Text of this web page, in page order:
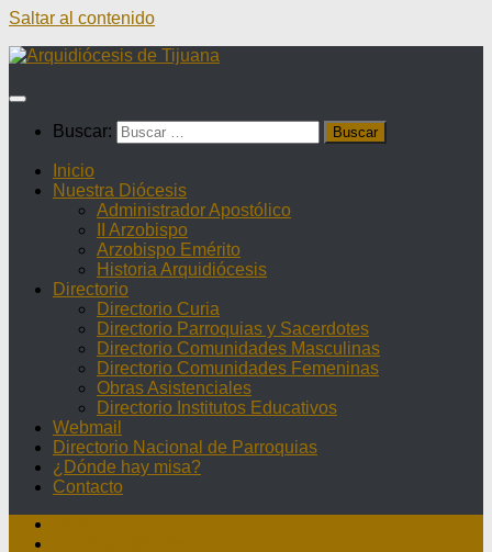
Saltar al contenido
Buscar:
Inicio
Nuestra Diócesis
Administrador Apostólico
II Arzobispo
Arzobispo Emérito
Historia Arquidiócesis
Directorio
Directorio Curia
Directorio Parroquias y Sacerdotes
Directorio Comunidades Masculinas
Directorio Comunidades Femeninas
Obras Asistenciales
Directorio Institutos Educativos
Webmail
Directorio Nacional de Parroquias
¿Dónde hay misa?
Contacto